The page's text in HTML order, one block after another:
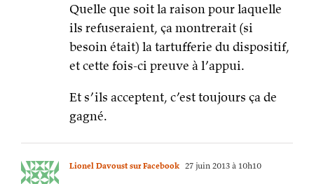
Quelle que soit la raison pour laquelle
ils refuseraient, ça montrerait (si
besoin était) la tartufferie du dispositif,
et cette fois-ci preuve à l’appui.
Et s’ils acceptent, c’est toujours ça de
gagné.
Lionel Davoust sur Facebook 27 juin 2013 à 10h10